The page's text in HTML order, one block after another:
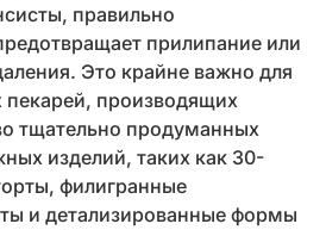
правильно
прилипание или
Это крайне важно для
производящих
тщательно продуманных
изделий, таких как 30-
филигранные
и детализированные формы